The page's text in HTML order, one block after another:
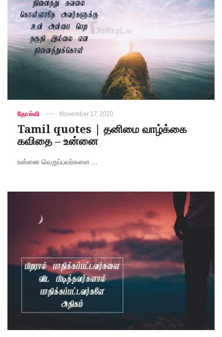
Categories
தோல்வி
Posted
November 17, 2020
Tamil quotes | தனிமை வாழ்க்கை
கவிதை – உன்னை
உன்னை வெறுப்பவர்களை ...